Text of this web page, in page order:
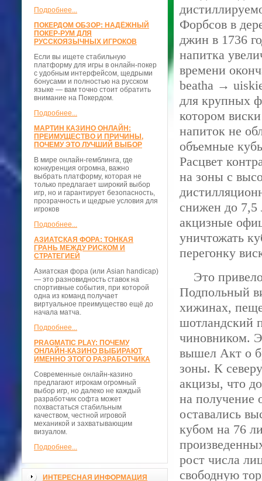
Подробнее...
ПОКЕРДОМ ОБЗОР: НАДЁЖНЫЙ
ПОКЕР-РУМ ДЛЯ
РУССКОЯЗЫЧНЫХ ИГРОКОВ
Если вы ищете стабильную
платформу для игры в онлайн-покер
с удобным интерфейсом, щедрыми
бонусами и полностью на русском
языке — вам точно стоит обратить
внимание на Покердом.
Подробнее...
МАРТИН КАЗИНО ОНЛАЙН:
ПРЕИМУЩЕСТВО И ПРИЧИНЫ,
ПОЧЕМУ ЭТО ЛУЧШИЙ ВЫБОР
В мире онлайн-гемблинга, где
конкуренция огромна, важно
выбрать платформу, которая не
только предлагает широкий выбор
игр, но и гарантирует безопасность,
прозрачность и щедрые условия для
игроков
Подробнее...
АЗИАТСКАЯ ФОРА: ТОНКАЯ
ГРАНЬ МЕЖДУ РИСКОМ И
СТРАТЕГИЕЙ
Азиатская фора (или Asian handicap)
— это разновидность ставок на
спортивные события, при которой
одна из команд получает
виртуальное преимущество ещё до
начала матча.
Подробнее...
PRAGMATIC PLAY: ПОЧЕМУ
ОНЛАЙН-КАЗИНО ВЫБИРАЮТ
ИМЕННО ЭТОГО РАЗРАБОТЧИКА
Современные онлайн-казино
предлагают игрокам огромный
выбор игр, но далеко не каждый
разработчик софта может
похвастаться стабильным
качеством, честной игровой
механикой и захватывающим
визуалом.
Подробнее...
ИНТЕРЕСНАЯ ИНФОРМАЦИЯ
Форбсов в
джин в 1736
напитка
времени
beatha →
для крупных
котором
напиток не
объемные
Расцвет
на зоны с
снижен до 7,5
акцизные
уничтожать
перегонку
Это привело
Подпольный
хижинах,
шотландский
чиновником.
вышел Акт о
зоны. К
акцизы, что
на получение
оставались
кубом на 76
рост числа
свободную